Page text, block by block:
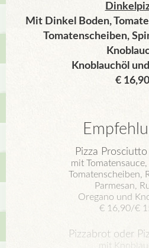
Mit Dinkel Boden,
Tomatenscheiben,
Knoblauchöl
€ 16,90
Pizza
mit
Tomatenscheiben,
Parmesan,
Oregano und
€ 16,90/€
Pizzabrot oder
mit